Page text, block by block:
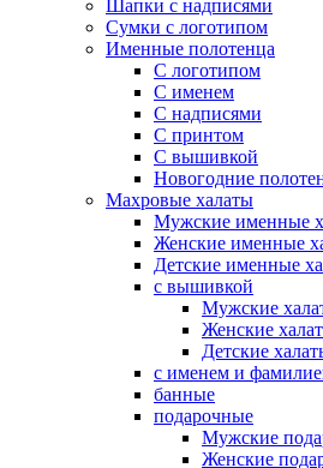
Шапки с надписями
Сумки с логотипом
Именные полотенца
С логотипом
С именем
С надписями
С принтом
С вышивкой
Новогодние
Махровые халаты
Мужские именные
Женские именные
Детские именные
с вышивкой
Мужские
Женские
Детские
с именем и
банные
подарочные
Мужские
Женские